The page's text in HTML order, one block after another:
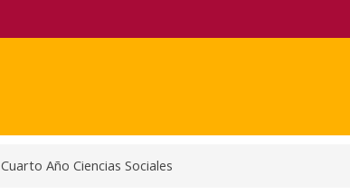
Cuarto Año Ciencias Sociales